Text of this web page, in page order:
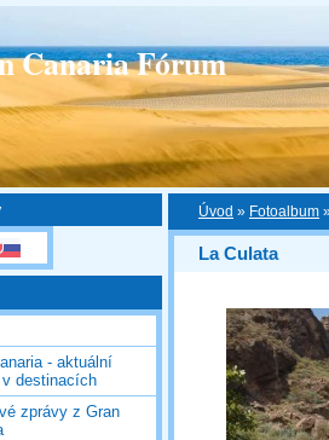
Canaria Fórum
- aktuální
destinacích
zprávy z Gran
Úvod » Fotoalbum
La Culata